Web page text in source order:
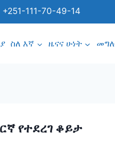
+251-111-70-49-14
ስለ እኛ ዜናና ሁነት
የተደረገ ቆይታ